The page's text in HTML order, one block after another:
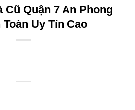
Cũ Quận 7 An Phong
Toàn Uy Tín Cao